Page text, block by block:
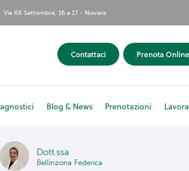
Via XX Settembre, 16 e 17 - Novara
Contattaci Prenota Online
Blog & News Prenotazioni
Esami Diagnostici
Dott.ssa
Bellinzona Federica